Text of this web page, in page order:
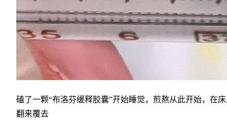
磕了一颗“布洛芬缓释胶囊”开始睡觉，煎熬从此开始，在
翻来覆去